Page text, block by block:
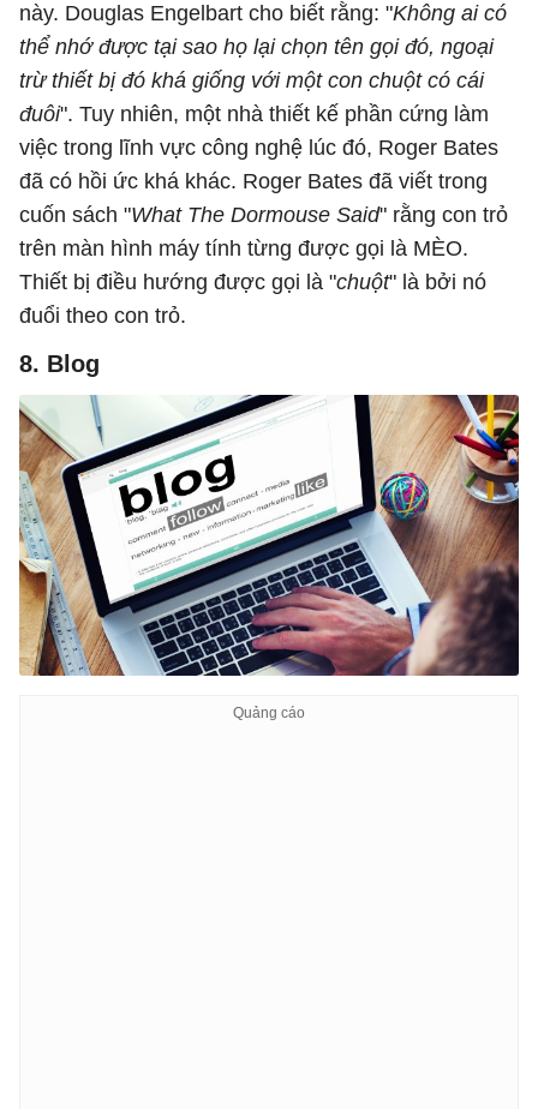
này. Douglas Engelbart cho biết rằng: "Không ai có
thể nhớ được tại sao họ lại chọn tên gọi đó, ngoại
trừ thiết bị đó khá giống với một con chuột có cái
đuôi". Tuy nhiên, một nhà thiết kế phần cứng làm
việc trong lĩnh vực công nghệ lúc đó, Roger Bates
đã có hồi ức khá khác. Roger Bates đã viết trong
cuốn sách "What The Dormouse Said" rằng con trỏ
trên màn hình máy tính từng được gọi là MÈO.
Thiết bị điều hướng được gọi là "chuột" là bởi nó
đuổi theo con trỏ.
8. Blog